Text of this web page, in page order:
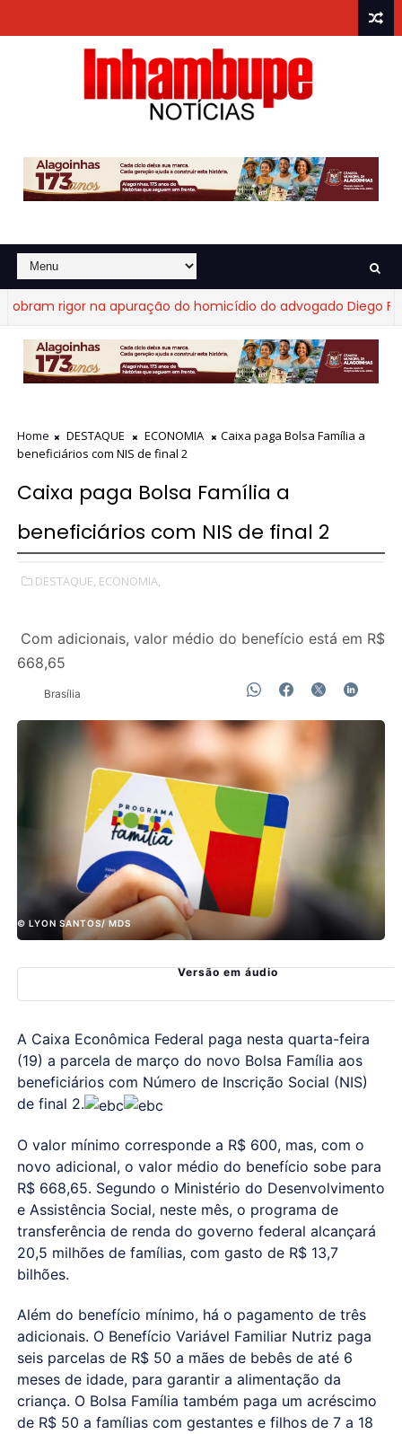
rigor na apuração do homicídio do advogado Diego Fraga
Home DESTAQUE ECONOMIA
Caixa paga Bolsa Família a
beneficiários com NIS de final 2
Caixa paga Bolsa Família a
beneficiários com NIS de final 2
DESTAQUE, ECONOMIA,
Com adicionais, valor médio do benefício está em R$
668,65
Brasília
© LYON SANTOS/ MDS
Versão em áudio
A Caixa Econômica Federal paga nesta quarta-feira
(19) a parcela de março do novo Bolsa Família aos
beneficiários com Número de Inscrição Social (NIS)
de final 2.
O valor mínimo corresponde a R$ 600, mas, com o
novo adicional, o valor médio do benefício sobe para
R$ 668,65. Segundo o Ministério do Desenvolvimento
e Assistência Social, neste mês, o programa de
transferência de renda do governo federal alcançará
20,5 milhões de famílias, com gasto de R$ 13,7
bilhões.
Além do benefício mínimo, há o pagamento de três
adicionais. O Benefício Variável Familiar Nutriz paga
seis parcelas de R$ 50 a mães de bebês de até 6
meses de idade, para garantir a alimentação da
criança. O Bolsa Família também paga um acréscimo
de R$ 50 a famílias com gestantes e filhos de 7 a 18